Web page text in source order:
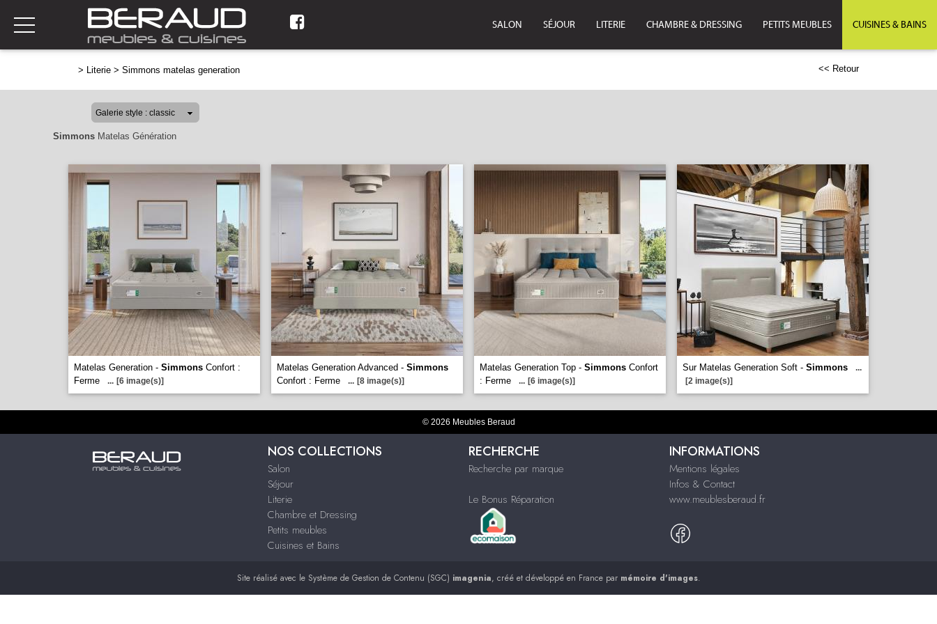
SALON SÉJOUR LITERIE CHAMBRE & DRESSING PETITS MEUBLES CUISINES & BAINS
> Literie > Simmons matelas generation << Retour
Simmons Matelas Génération
Matelas Generation - Simmons Confort :
Ferme
... [6 image(s)]
Matelas Generation Advanced - Simmons
Confort : Ferme
... [8 image(s)]
Matelas Generation Top - Simmons Confort
: Ferme
... [6 image(s)]
Sur Matelas Generation Soft - Simmons
...
[2 image(s)]
© 2026 Meubles Beraud
NOS COLLECTIONS
Salon
Séjour
Literie
Chambre et Dressing
Petits meubles
Cuisines et Bains
RECHERCHE
Recherche par marque
Le Bonus Réparation
INFORMATIONS
Mentions légales
Infos & Contact
www.meublesberaud.fr
Site réalisé avec le Système de Gestion de Contenu (SGC) imagenia, créé et développé en France par mémoire d'images.